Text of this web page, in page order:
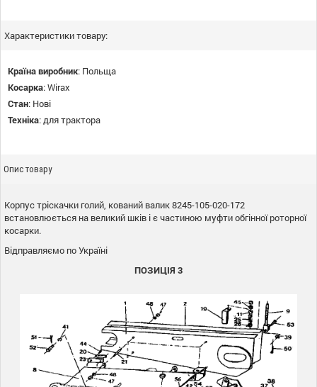
Характеристики товару:
Країна виробник: Польща
Косарка:Wirax
Стан: Нові
Техніка: для трактора
Опис товару
Корпус тріскачки голий, кований валик 8245-105-020-172
встановлюється на великий шків і є частиною муфти обгінної роторної
косарки.
Відправляємо по Україні
ПОЗИЦІЯ 3